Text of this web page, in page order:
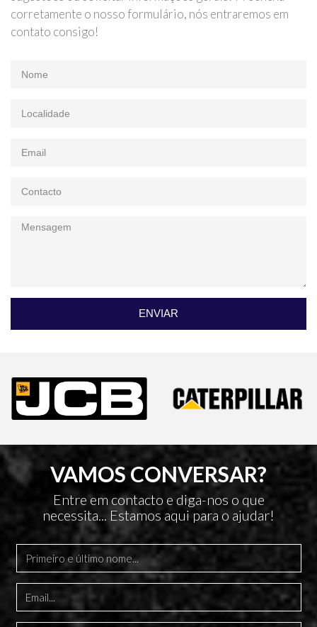
corretamente o nosso formulário, nós entraremos em
contato consigo!
ENVIAR
VAMOS CONVERSAR?
Entre em contacto e diga-nos o que
necessita... Estamos aqui para o ajudar!